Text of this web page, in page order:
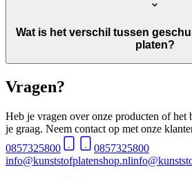
Wat is het verschil tussen
platen?
Vragen?
Heb je vragen over onze producten of het
je graag. Neem contact op met onze
0857325800
0857325800
info@kunststofplatenshop.nl